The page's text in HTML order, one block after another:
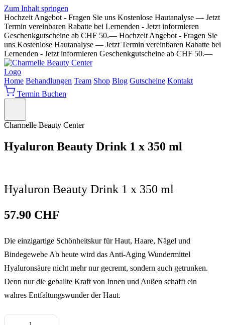
Zum Inhalt springen
Hochzeit Angebot - Fragen Sie uns Kostenlose Hautanalyse — Jetzt
Termin vereinbaren Rabatte bei Lernenden - Jetzt informieren
Geschenkgutscheine ab CHF 50.— Hochzeit Angebot - Fragen Sie
uns Kostenlose Hautanalyse — Jetzt Termin vereinbaren Rabatte bei
Lernenden - Jetzt informieren Geschenkgutscheine ab CHF 50.—
Home Behandlungen Team Shop Blog Gutscheine Kontakt
Termin Buchen
Charmelle Beauty Center
Hyaluron Beauty Drink 1 x 350 ml
Hyaluron Beauty Drink 1 x 350 ml
57.90 CHF
Die einzigartige Schönheitskur für Haut, Haare, Nägel und
Bindegewebe Ab heute wird das Anti-Aging Wundermittel
Hyaluronsäure nicht mehr nur gecremt, sondern auch getrunken.
Denn nur die geballte Kraft von Innen und Außen schafft ein
wahres Entfaltungswunder der Haut.
Hyaluron